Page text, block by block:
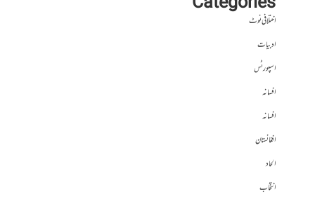
اختلافی نوٹ
ادبیات
اسپورٹس
افسانہ
افسانہ
افغانستان
الحاد
انتخاب